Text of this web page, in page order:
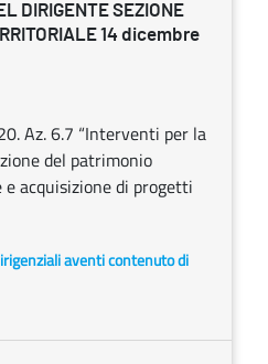
DIRIGENTE SEZIONE
14 dicembre
Az. 6.7 “Interventi per la
del patrimonio
acquisizione di progetti
aventi contenuto di